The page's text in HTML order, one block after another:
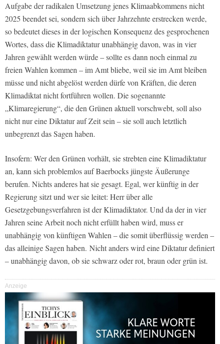
Aufgabe der radikalen Umsetzung jenes Klimaabkommens nicht
2025 beendet sei, sondern sich über Jahrzehnte erstrecken werde,
so bedeutet dieses in der logischen Konsequenz des gesprochenen
Wortes, dass die Klimadiktatur unabhängig davon, was in vier
Jahren gewählt werden würde – sollte es dann noch einmal zu
freien Wahlen kommen – im Amt bliebe, weil sie im Amt bleiben
müsse und nicht abgelöst werden dürfe von Kräften, die deren
Klimadiktat nicht fortführen wollen. Die sogenannte
„Klimaregierung“, die den Grünen aktuell vorschwebt, soll also
nicht nur eine Diktatur auf Zeit sein – sie soll auch letztlich
unbegrenzt das Sagen haben.
Insofern: Wer den Grünen vorhält, sie strebten eine Klimadiktatur
an, kann sich problemlos auf Baerbocks jüngste Äußerunge
berufen. Nichts anderes hat sie gesagt. Egal, wer künftig in der
Regierung sitzt und wer sie leitet: Herr über alle
Gesetzgebungsverfahren ist der Klimadiktator. Und da der in vier
Jahren seine Arbeit noch nicht erfüllt haben wird, muss er
unabhängig von künftigen Wahlen – die somit überflüssig werden –
das alleinige Sagen haben. Nicht anders wird eine Diktatur definiert
– unabhängig davon, ob sie schwarz oder rot, braun oder grün ist.
Anzeige